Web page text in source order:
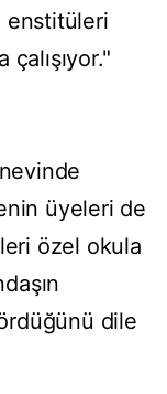
enstitüleri
üyeleri de
özel okula
dile